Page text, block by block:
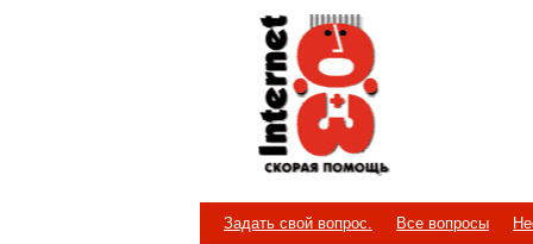
Internet
Скорая помощь
Задать свой вопрос. Все вопросы